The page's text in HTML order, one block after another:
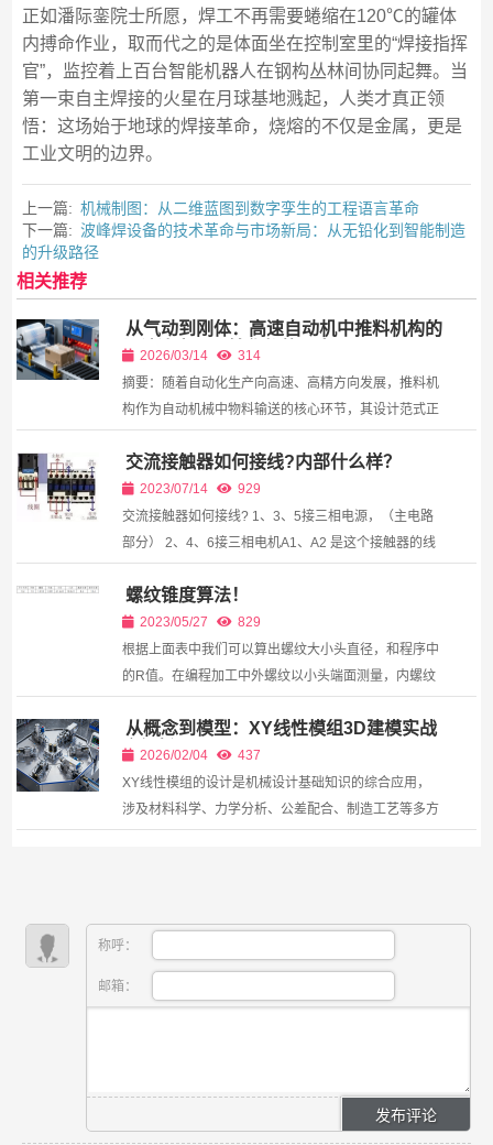
正如潘际銮院士所愿，焊工不再需要蜷缩在120℃的罐体
内搏命作业，取而代之的是体面坐在控制室里的“焊接指挥
官”，监控着上百台智能机器人在钢构丛林间协同起舞。当
第一束自主焊接的火星在月球基地溅起，人类才真正领
悟：这场始于地球的焊接革命，烧熔的不仅是金属，更是
工业文明的边界。
上一篇: 机械制图：从二维蓝图到数字孪生的工程语言革命
下一篇: 波峰焊设备的技术革命与市场新局：从无铅化到智能制造
的升级路径
相关推荐
从气动到刚体：高速自动机中推料机构的
设计演变与凸轮化趋势研究
2026/03/14
314
摘要：随着自动化生产向高速、高精方向发展，推料机
构作为自动机械中物料输送的核心环节，其设计范式正
经历从“柔性气动”到“刚性凸轮”的深刻演变。本文立足
于机械原理与自动化工程实践，系统分析了气缸推料机
构在...
交流接触器如何接线?内部什么样？
2023/07/14
929
交流接触器如何接线? 1、3、5接三相电源，（主电路
部分） 2、4、6接三相电机A1、A2 是这个接触器的线
圈，接到控制电路里面去，通过控制这个接触器的线圈
（A1、A2）来实现控制住电路部分的电机（以小控
大）...
螺纹锥度算法！
2023/05/27
829
根据上面表中我们可以算出螺纹大小头直径，和程序中
的R值。在编程加工中外螺纹以小头端面测量，内螺纹
以大头端面测量。 下面我们来计算外螺纹的尺寸： 1：
比1比16我们可以先算出每一毫米长度的直径，1...
从概念到模型：XY线性模组3D建模实战
全解析
2026/02/04
437
XY线性模组的设计是机械设计基础知识的综合应用，
涉及材料科学、力学分析、公差配合、制造工艺等多方
面知识。通过这次完整的设计过程，我们不仅创建了一
称呼：
邮箱：